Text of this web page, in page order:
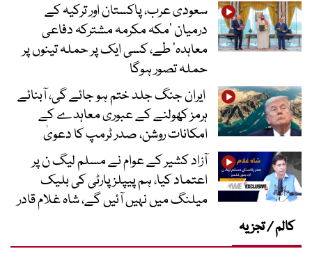
سعودی عرب، پاکستان اور ترکیہ کے
درمیان ’مکہ مکرمہ مشترکہ دفاعی
معاہدہ‘ طے، کسی ایک پر حملہ تینوں پر
حملہ تصور ہوگا
ایران جنگ جلد ختم ہو جائے گی، آبنائے
ہرمز کھولنے کے عبوری معاہدے کے
امکانات روشن، صدر ٹرمپ کا دعویٰ
آزاد کشیر کے عوام نے مسلم لیگ ن پر
اعتماد کیا، ہم پیپلز پارٹی کی بلیک
میلنگ میں نہیں آئیں گے، شاہ غلام قادر
کالم / تجزیہ